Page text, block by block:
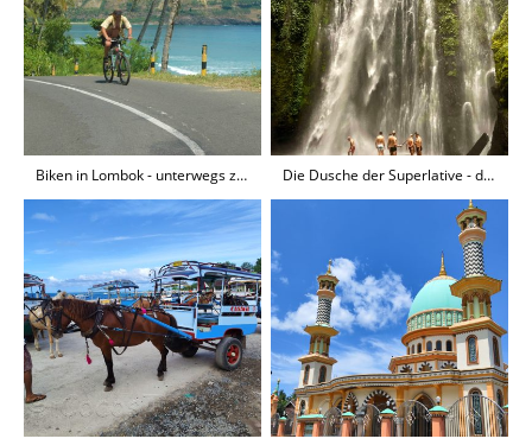
Biken in Lombok - unterwegs zwischen Senggigi und den Gilis Die Dusche der Superlative - der Tui Kelep Wasserfall